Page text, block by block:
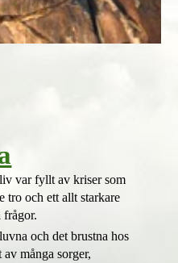
var fyllt av kriser som
tro och ett allt starkare
frågor.
och det brustna hos
många sorger,